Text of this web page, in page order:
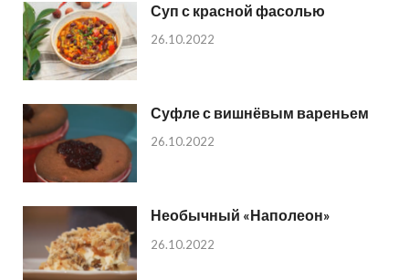
Суп с красной фасолью
26.10.2022
Суфле с вишнёвым вареньем
26.10.2022
Необычный «Наполеон»
26.10.2022